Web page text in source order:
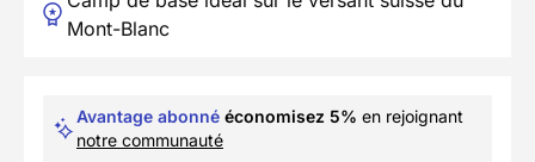
Mont-Blanc
Avantage abonné économisez 5% en rejoignant
notre communauté